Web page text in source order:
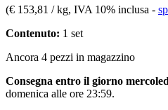
(€ 153,81 / kg, IVA 10% inclusa -
Contenuto: 1 set
Ancora 4 pezzi in magazzino
Consegna entro il giorno
domenica alle ore 23:59.